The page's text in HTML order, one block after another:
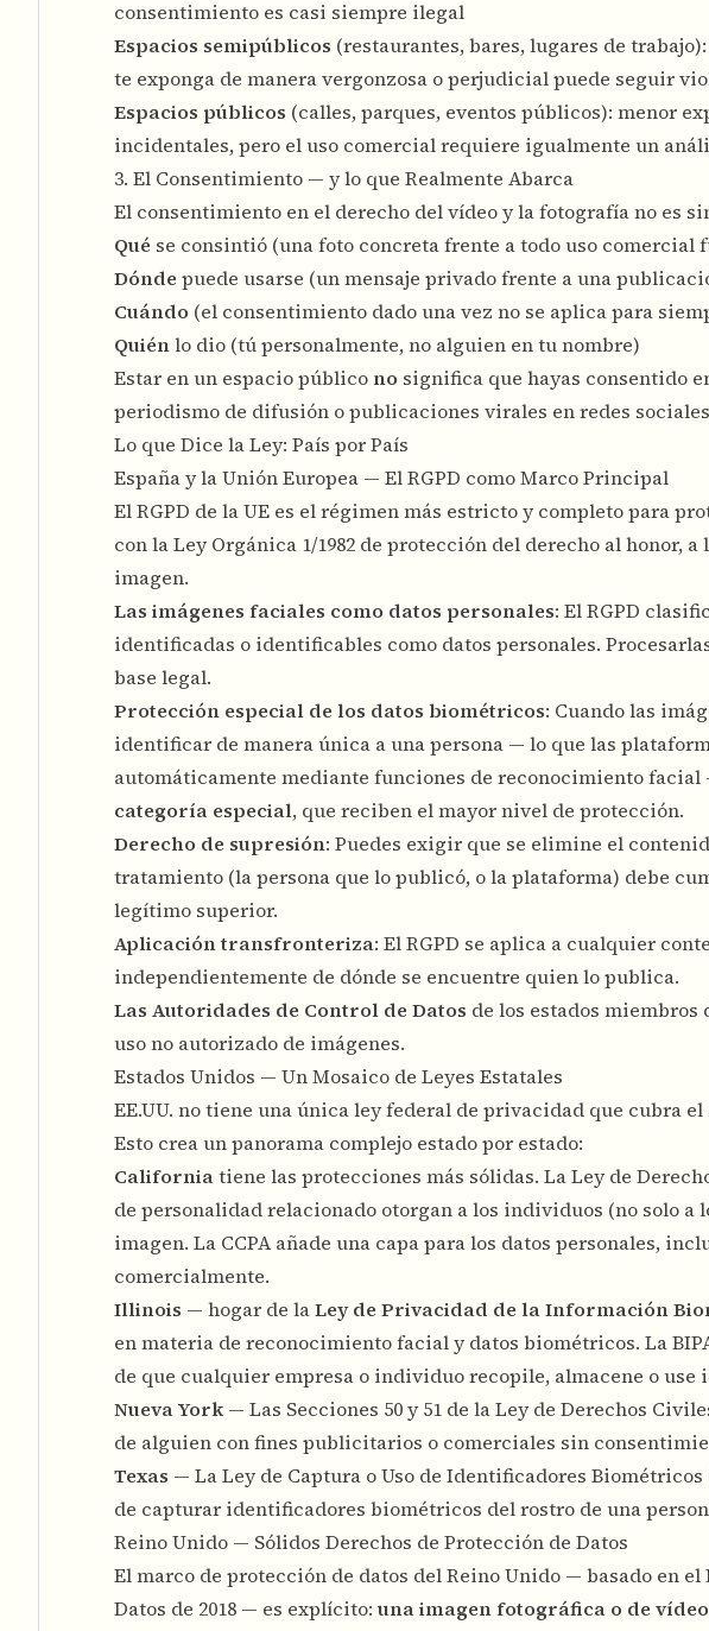
consentimiento es casi siempre ilegal
Espacios semipúblicos (restaurantes, bares, lugares de
te exponga de manera vergonzosa o perjudicial puede seguir
Espacios públicos (calles, parques, eventos públicos): menor
incidentales, pero el uso comercial requiere igualmente un
3. El Consentimiento — y lo que Realmente Abarca
El consentimiento en el derecho del vídeo y la fotografía no es
Qué se consintió (una foto concreta frente a todo uso comercial
Dónde puede usarse (un mensaje privado frente a una
Cuándo (el consentimiento dado una vez no se aplica para
Quiénlo dio (tú personalmente, no alguien en tu nombre)
Estar en un espacio público no significa que hayas consentido
periodismo de difusión o publicaciones virales en redes
Lo que Dice la Ley: País por País
España y la Unión Europea — El RGPD como Marco Principal
El RGPD de la UE es el régimen más estricto y completo para
con la Ley Orgánica 1/1982 de protección del derecho al
imagen.
Las imágenes faciales como datos personales: El RGPD
identificadas o identificables como datos personales.
base legal.
Protección especial de los datos biométricos: Cuando las
identificar de manera única a una persona — lo que las
automáticamente mediante funciones de reconocimiento facial
categoría especial, que reciben el mayor nivel de protección.
Derecho de supresión: Puedes exigir que se elimine el
tratamiento (la persona que lo publicó, o la plataforma) debe
legítimo superior.
Aplicación transfronteriza: El RGPD se aplica a cualquier
independientemente de dónde se encuentre quien lo publica.
Las Autoridades de Control de Datos de los estados
uso no autorizado de imágenes.
Estados Unidos — Un Mosaico de Leyes Estatales
EE.UU. no tiene una única ley federal de privacidad que cubra
Esto crea un panorama complejo estado por estado:
Californiatiene las protecciones más sólidas. La Ley de
de personalidad relacionado otorgan a los individuos (no solo a
imagen. La CCPA añade una capa para los datos personales,
comercialmente.
Illinois — hogar de laLey de Privacidad de la Información
en materia de reconocimiento facial y datos biométricos. La
de que cualquier empresa o individuo recopile, almacene o
Nueva York — Las Secciones 50 y 51 de la Ley de Derechos
de alguien con fines publicitarios o comerciales sin
Texas — La Ley de Captura o Uso de Identificadores
de capturar identificadores biométricos del rostro de una
Reino Unido — Sólidos Derechos de Protección de Datos
El marco de protección de datos del Reino Unido — basado en
Datos de 2018 — es explícito: una imagen fotográfica o de